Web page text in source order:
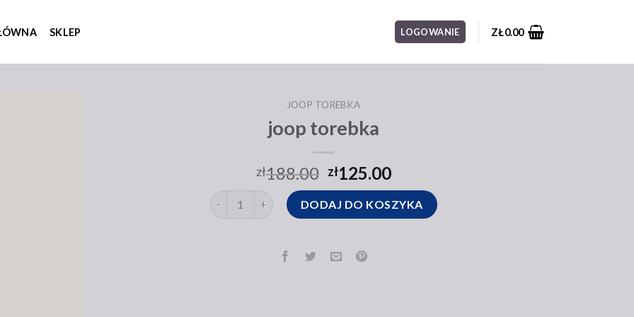
SKLEP LOGOWANIE ZŁ0.00
JOOP TOREBKA
joop torebka
zł188.00 zł125.00
ilość joop torebka DODAJ DO KOSZYKA